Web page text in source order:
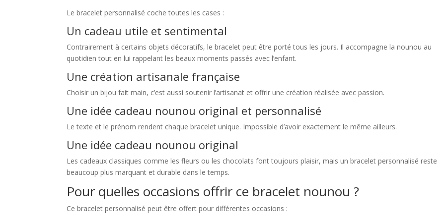
Le bracelet personnalisé coche toutes les cases :
Un cadeau utile et sentimental
Contrairement à certains objets décoratifs, le bracelet peut être porté tous les jours. Il accompagne la nounou au
quotidien tout en lui rappelant les beaux moments passés avec l’enfant.
Une création artisanale française
Choisir un bijou fait main, c’est aussi soutenir l’artisanat et offrir une création réalisée avec passion.
Une idée cadeau nounou original et personnalisé
Le texte et le prénom rendent chaque bracelet unique. Impossible d’avoir exactement le même ailleurs.
Une idée cadeau nounou original
Les cadeaux classiques comme les fleurs ou les chocolats font toujours plaisir, mais un bracelet personnalisé reste
beaucoup plus marquant et durable dans le temps.
Pour quelles occasions offrir ce bracelet nounou ?
Ce bracelet personnalisé peut être offert pour différentes occasions :